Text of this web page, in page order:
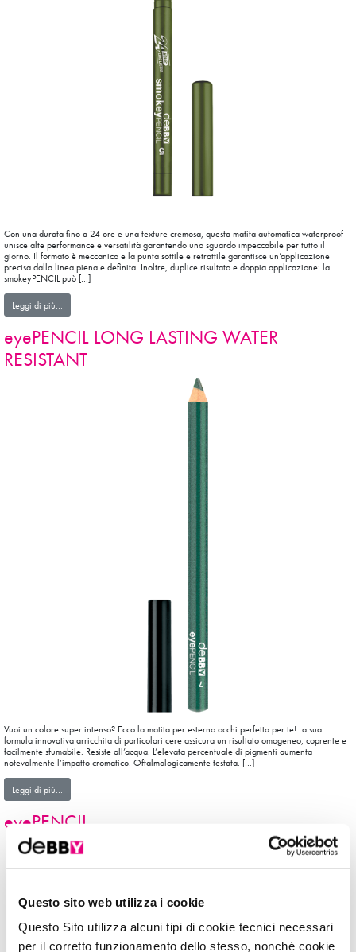
Questo sito web utilizza i cookie
Questo Sito utilizza alcuni tipi di cookie tecnici necessari
per il corretto funzionamento dello stesso, nonché cookie
Con una durata fino a 24 ore e una texture cremosa, questa matita automatica waterproof
unisce alte performance e versatilità garantendo uno sguardo impeccabile per tutto il
giorno. Il formato è meccanico e la punta sottile e retrattile garantisce un’applicazione
precisa dalla linea piena e definita. Inoltre, duplice risultato e doppia applicazione: la
smokeyPENCIL può […]
Leggi di più…
eyePENCIL LONG LASTING WATER
RESISTANT
Vuoi un colore super intenso? Ecco la matita per esterno occhi perfetta per te! La sua
formula innovativa arricchita di particolari cere assicura un risultato omogeneo, coprente e
facilmente sfumabile. Resiste all’acqua. L’elevata percentuale di pigmenti aumenta
notevolmente l’impatto cromatico. Oftalmologicamente testata. […]
Leggi di più…
eyePENCIL